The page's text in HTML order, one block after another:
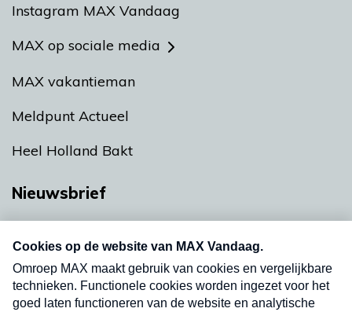
Instagram MAX Vandaag
MAX op sociale media
MAX vakantieman
Meldpunt Actueel
Heel Holland Bakt
Nieuwsbrief
nieuwsbrief. Elke vrijdag- en dinsdagochtend in
uw mailbox.
Verzend